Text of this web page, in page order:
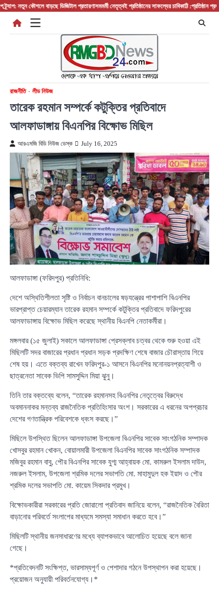
Skip
content
কৌশলে বাড়ছে ডিজিটাল প্রতারণাসমমর্মী নেতৃত্বই প্রতিষ্ঠানের সাফল্যের চাবিকাঠি :প্রতিষ্ঠান প্রধান/ বস/
রাজনীতি লীড নিউজ
তারেক রহমান সম্পর্কে কটুক্তির প্রতিবাদে
আলফাডাঙ্গায় বিএনপির বিক্ষোভ মিছিল
আরএমজি বিডি নিউজ ডেস্ক July 16, 2025
আলফাডাঙ্গা (ফরিদপুর) প্রতিনিধি:
দেশে অস্থিতিশীলতা সৃষ্টি ও নির্বাচন বানচালের ষড়যন্ত্রের পাশাপাশি বিএনপির
ভারপ্রাপ্ত চেয়ারম্যান তারেক রহমান সম্পর্কে কটুক্তির প্রতিবাদে ফরিদপুরের
আলফাডাঙ্গায় বিক্ষোভ মিছিল করেছে স্থানীয় বিএনপি নেতাকর্মীরা।
মঙ্গলবার (১৫ জুলাই) সকালে আলফাডাঙ্গা প্রেসক্লাব চত্বর থেকে শুরু হওয়া এই
মিছিলটি সদর বাজারের প্রধান প্রধান সড়ক প্রদক্ষিণ শেষে বাজার চৌরাস্তায় গিয়ে
শেষ হয়। এতে বক্তব্য রাখেন ফরিদপুর-১ আসনে বিএনপির মনোনয়নপ্রত্যাশী ও
ছাত্রনেতা সাবেক ভিপি সামসুদ্দিন মিয়া ঝুনু।
তিনি তার বক্তব্যে বলেন, “তারেক রহমানসহ বিএনপির নেতৃত্বের বিরুদ্ধে
অবমাননাকর মন্তব্য রাজনৈতিক প্রতিহিংসার অংশ। সরকারের এ ধরনের অপপ্রচার
দেশের গণতান্ত্রিক পরিবেশকে ধ্বংস করছে।”
মিছিলে উপস্থিত ছিলেন আলফাডাঙ্গা উপজেলা বিএনপির সাবেক সাংগঠনিক সম্পাদক
খোসবুর রহমান খোকন, বোয়ালমারী উপজেলা বিএনপির সাবেক সাংগঠনিক সম্পাদক
মজিবুর রহমান বাবু, পৌর বিএনপির সাবেক যুগ্ম আহ্বায়ক মো. কামরুল ইসলাম দাউদ,
নজরুল ইসলাম, উপজেলা শ্রমিক দলের সভাপতি মো. মাহামুদুল হক ইয়াদ ও পৌর
শ্রমিক দলের সভাপতি মো. কায়েম সিকদার প্রমুখ।
বিক্ষোভকারীরা সরকারের প্রতি জোরালো প্রতিবাদ জানিয়ে বলেন, “রাজনৈতিক বৈরিতা
বাড়ানোর পরিবর্তে সংলাপের মাধ্যমে সমস্যা সমাধান করতে হবে।”
মিছিলটি স্থানীয় জনসাধারণের মধ্যে ব্যাপকভাবে আলোচিত হয়েছে বলে জানা
গেছে।
*প্রতিবেদনটি সংক্ষিপ্ত, ভারসাম্যপূর্ণ ও পেশাদার গঠনে উপস্থাপন করা হয়েছে।
প্রয়োজন অনুযায়ী পরিবর্তনযোগ্য।*